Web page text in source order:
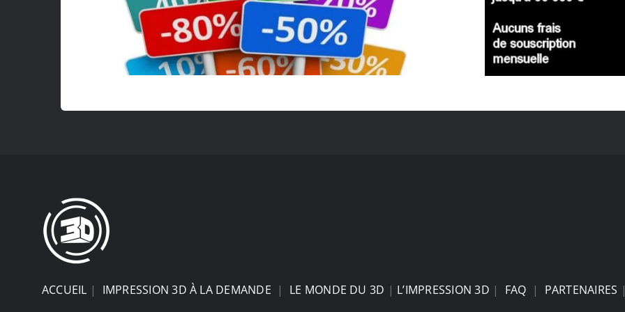
ACCUEIL | IMPRESSION 3D À LA DEMANDE | LE MONDE DU 3D | L’IMPRESSION 3D | FAQ | PARTENAIRES